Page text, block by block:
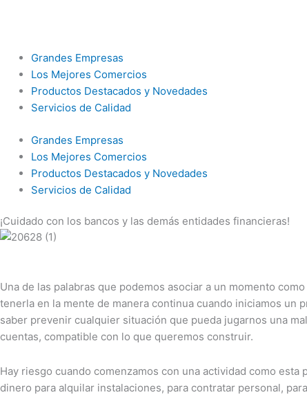
Grandes Empresas
Los Mejores Comercios
Productos Destacados y Novedades
Servicios de Calidad
Grandes Empresas
Los Mejores Comercios
Productos Destacados y Novedades
Servicios de Calidad
¡Cuidado con los bancos y las demás entidades financieras!
Una de las palabras que podemos asociar a un momento
tenerla en la mente de manera continua cuando iniciamos un
saber prevenir cualquier situación que pueda jugarnos una
cuentas, compatible con lo que queremos construir.
Hay riesgo cuando comenzamos con una actividad como
dinero para alquilar instalaciones, para contratar personal,